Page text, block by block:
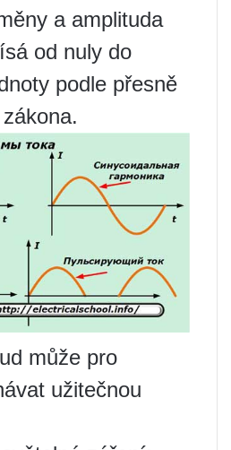
a amplituda
od nuly do
podle přesně
může pro
užitečnou